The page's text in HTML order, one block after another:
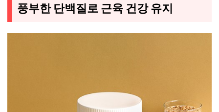
풍부한 단백질로 근육 건강 유지